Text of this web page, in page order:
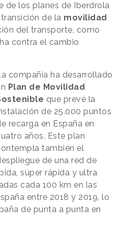
de los planes de Iberdrola
de la movilidad
del transporte, como
contra el cambio
compañía ha desarrollado
Plan de Movilidad
que prevé la
de 25.000 puntos
recarga en España en
años. Este plan
también el
de una red de
súper rápida y ultra
cada 100 km en las
entre 2018 y 2019, lo
de punta a punta en